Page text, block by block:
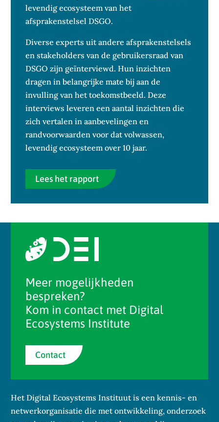
levendig ecosysteem van het
afsprakenstelsel DSGO.
Diverse experts uit andere afsprakenstelsels
en stakeholders van de gebruikersraad van
DSGO zijn geïnterviewd. Hun inzichten
dragen in belangrijke mate bij aan de
invulling van het toekomstbeeld. Deze
interviews leveren een aantal inzichten die
zich vertalen in aanbevelingen en
randvoorwaarden voor dat volwassen,
levendig ecosysteem over 10 jaar.
Lees het rapport
Meer mogelijkheden
bespreken?
Kom in contact met Digital
Ecosystems Institute
Contact
Het Digital Ecosystems Instituut is een kennis- en
netwerkorganisatie die met ontwikkeling, onderzoek